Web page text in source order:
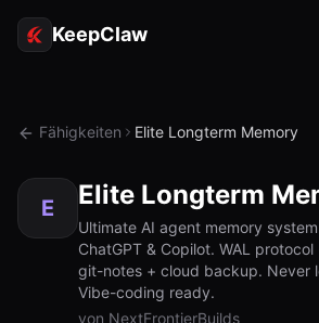
KeepClaw
Tokenzugriff
Anwendungsfälle
Fähigkeiten Elite Longterm Memory
E Elite Longterm
Ultimate AI agent memory
ChatGPT & Copilot. WAL
git-notes + cloud backup. Never
Vibe-coding ready.
von NextFrontierBuilds